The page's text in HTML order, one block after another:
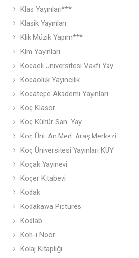
Klas Yayınları***
Klasik Yayınları
Klik Müzik Yapım***
Klm Yayınları
Kocaeli Üniversitesi Vakfı Yay
Kocaoluk Yayıncılık
Kocatepe Akademi Yayınları
Koç Klasör
Koç Kültür San. Yay.
Koç Üni. An.Med. Araş.Merkezi
Koç Üniversitesi Yayınları KÜY
Koçak Yayınevi
Koçer Kitabevi
Kodak
Kodakawa Pictures
Kodlab
Koh-ı Noor
Kolaj Kitaplığı